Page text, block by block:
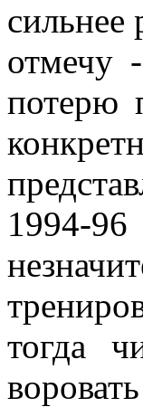
сильнее
отмечу
потерю
1994-
тогда